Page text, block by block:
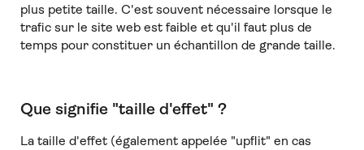
plus petite taille. C'est souvent nécessaire lorsque le
trafic sur le site web est faible et qu'il faut plus de
temps pour constituer un échantillon de grande taille.
Que signifie "taille d'effet" ?
La taille d'effet (également appelée "upflit" en cas